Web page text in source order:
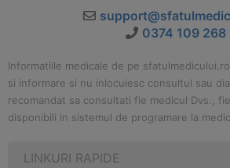
0374 109 268
Informatiile medicale de pe
si informare si nu inlocuiesc consultul sau
recomandat sa consultati fie medicul Dvs.,
disponibili in sistemul de programare la medic
LINKURI RAPIDE